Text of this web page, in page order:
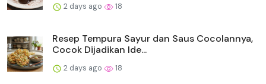
2 days ago 18
Resep Tempura Sayur dan Saus Cocolannya,
Cocok Dijadikan Ide...
2 days ago 18